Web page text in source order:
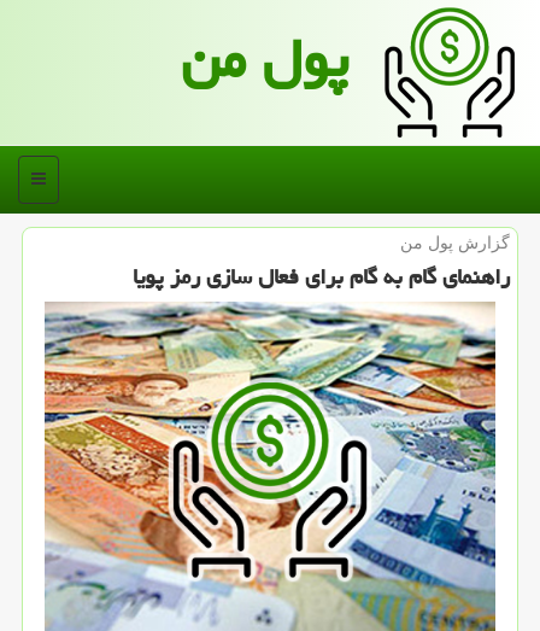
پول من
منو
گزارش پول من
راهنمای گام به گام برای فعال سازی رمز پویا